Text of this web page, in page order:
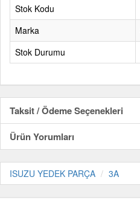
Stok Kodu
Marka
Stok Durumu
Taksit / Ödeme Seçenekleri
Ürün Yorumları
ISUZU YEDEK PARÇA 3A